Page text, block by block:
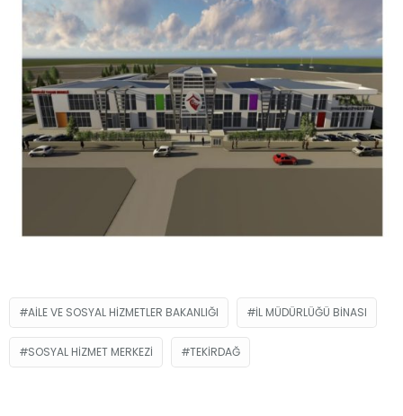
AILE VE SOSYAL HIZMETLER BAKANLIĞI IL MÜDÜRLÜĞÜ BINASI
SOSYAL HIZMET MERKEZI TEKIRDAĞ